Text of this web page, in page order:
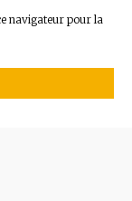
navigateur pour la